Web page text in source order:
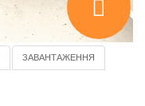
ЗАВАНТАЖЕННЯ